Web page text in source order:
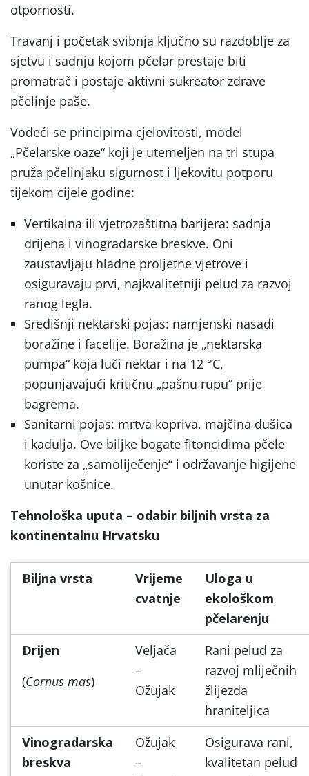
otpornosti.
Travanj i početak svibnja ključno su razdoblje za
sjetvu i sadnju kojom pčelar prestaje biti
promatrač i postaje aktivni sukreator zdrave
pčelinje paše.
Vodeći se principima cjelovitosti, model
„Pčelarske oaze“ koji je utemeljen na tri stupa
pruža pčelinjaku sigurnost i ljekovitu potporu
tijekom cijele godine:
Vertikalna ili vjetrozaštitna barijera: sadnja
drijena i vinogradarske breskve. Oni
zaustavljaju hladne proljetne vjetrove i
osiguravaju prvi, najkvalitetniji pelud za razvoj
ranog legla.
Središnji nektarski pojas: namjenski nasadi
boražine i facelije. Boražina je „nektarska
pumpa“ koja luči nektar i na 12 °C,
popunjavajući kritičnu „pašnu rupu“ prije
bagrema.
Sanitarni pojas: mrtva kopriva, majčina dušica
i kadulja. Ove biljke bogate fitoncidima pčele
koriste za „samoliječenje“ i održavanje higijene
unutar košnice.
Tehnološka uputa – odabir biljnih vrsta za
kontinentalnu Hrvatsku
Biljna vrsta
Vrijeme
cvatnje
Uloga u
ekološkom
pčelarenju
Drijen
(Cornus mas)
Veljača
–
Ožujak
Rani pelud za
razvoj mliječnih
žlijezda
hraniteljica
Vinogradarska
breskva
Ožujak
–
Osigurava rani,
kvalitetan pelud